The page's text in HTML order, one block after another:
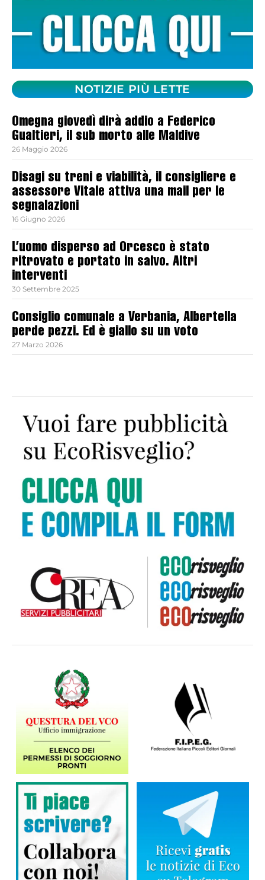
NOTIZIE PIÙ LETTE
Omegna giovedì dirà addio a Federico
Gualtieri, il sub morto alle Maldive
26 Maggio 2026
Disagi su treni e viabilità, il consigliere e
assessore Vitale attiva una mail per le
segnalazioni
16 Giugno 2026
L’uomo disperso ad Orcesco è stato
ritrovato e portato in salvo. Altri
interventi
30 Settembre 2025
Consiglio comunale a Verbania, Albertella
perde pezzi. Ed è giallo su un voto
27 Marzo 2026